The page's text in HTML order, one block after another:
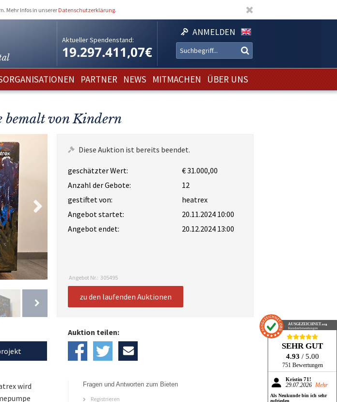
Mehr Infos in unserer Datenschutzerklärung.
Aktueller Spendenstand:
19.297.411,07€
ANMELDEN
PARTNER NEWS MITMACHEN ÜBER UNS
bemalt von Kindern
Diese Auktion ist bereits beendet.
geschätzter Wert:
€ 31.000,00
Anzahl der Gebote:
12
gestiftet von:
heatrex
Angebot startet:
20.11.2024 10:00
Angebot endet:
20.12.2024 13:00
Angebot Nr.: 305495
zu den laufenden Auktionen
wird
Auktion teilen:
Fragen und Antworten zum Bieten
Registrieren
AUSGEZEICHNET.org
Kundenbewertungen
SEHR GUT
4.93 / 5.00
751 Bewertungen
Kristin 71!
29.07.2026 Mehr
Als Neukunde bin ich sehr
zufrieden